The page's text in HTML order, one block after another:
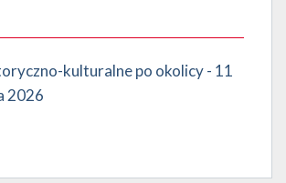
kulturalne po okolicy - 11
2026